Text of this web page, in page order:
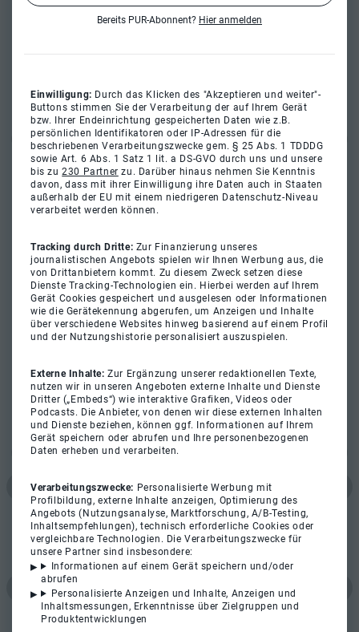
Bereits PUR-Abonnent? Hier anmelden
Einwilligung: Durch das Klicken des "Akzeptieren und weiter"-
Buttons stimmen Sie der Verarbeitung der auf Ihrem Gerät
bzw. Ihrer Endeinrichtung gespeicherten Daten wie z.B.
persönlichen Identifikatoren oder IP-Adressen für die
beschriebenen Verarbeitungszwecke gem. § 25 Abs. 1 TDDDG
sowie Art. 6 Abs. 1 Satz 1 lit. a DS-GVO durch uns und unsere
bis zu230 Partner zu. Darüber hinaus nehmen Sie Kenntnis
davon, dass mit ihrer Einwilligung ihre Daten auch in Staaten
außerhalb der EU mit einem niedrigeren Datenschutz-Niveau
verarbeitet werden können.
Tracking durch Dritte: Zur Finanzierung unseres
journalistischen Angebots spielen wir Ihnen Werbung aus, die
von Drittanbietern kommt. Zu diesem Zweck setzen diese
Dienste Tracking-Technologien ein. Hierbei werden auf Ihrem
Gerät Cookies gespeichert und ausgelesen oder Informationen
wie die Gerätekennung abgerufen, um Anzeigen und Inhalte
über verschiedene Websites hinweg basierend auf einem Profil
und der Nutzungshistorie personalisiert auszuspielen.
Externe Inhalte:Zur Ergänzung unserer redaktionellen Texte,
nutzen wir in unseren Angeboten externe Inhalte und Dienste
Dritter („Embeds“) wie interaktive Grafiken, Videos oder
Podcasts. Die Anbieter, von denen wir diese externen Inhalten
und Dienste beziehen, können ggf. Informationen auf Ihrem
Gerät speichern oder abrufen und Ihre personenbezogenen
Daten erheben und verarbeiten.
Verarbeitungszwecke: Personalisierte Werbung mit
Profilbildung, externe Inhalte anzeigen, Optimierung des
Angebots (Nutzungsanalyse, Marktforschung, A/B-Testing,
Inhaltsempfehlungen), technisch erforderliche Cookies oder
vergleichbare Technologien. Die Verarbeitungszwecke für
unsere Partner sind insbesondere:
Informationen auf einem Gerät speichern und/oder
abrufen
Personalisierte Anzeigen und Inhalte, Anzeigen und
Inhaltsmessungen, Erkenntnisse über Zielgruppen und
Produktentwicklungen